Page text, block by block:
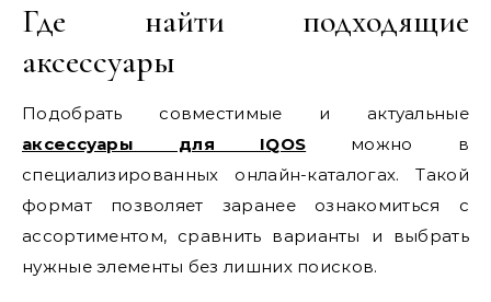
Где найти подходящие
аксессуары
Подобрать совместимые и актуальные
аксессуары для IQOS можно в
специализированных онлайн-каталогах. Такой
формат позволяет заранее ознакомиться с
ассортиментом, сравнить варианты и выбрать
нужные элементы без лишних поисков.